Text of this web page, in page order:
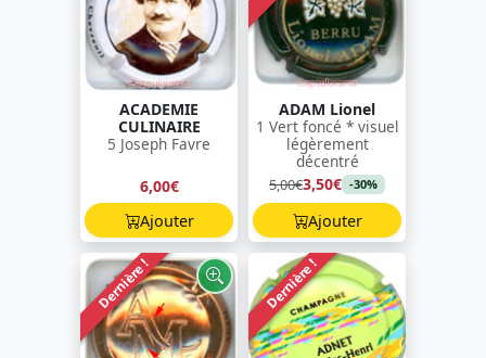
ACADEMIE
CULINAIRE
5 Joseph Favre
6,00€
Ajouter
ADAM Lionel
1 Vert foncé * visuel
légèrement
décentré
5,00€3,50€ -30%
Ajouter
Dernière ! Dernière !